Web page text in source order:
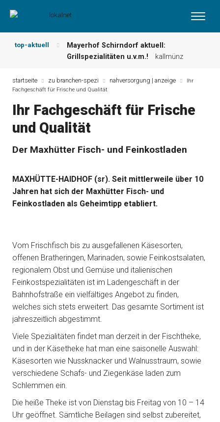
top-aktuell
Mayerhof Schirndorf aktuell:
Grillspezialitäten u.v.m.!
kallmünz
und mehr …
burglengenfeld
Der „deutsche Michel“ muss nun
leserbriefe
Maxhütter Fischladen: Unser aktuelles
Nutzen Sie aktuelle Angebote Ihrer
Wochenangebot! maxhütte-haidhof
startseite zu branchen-spezi nahversorgung | anzeige
Ihr
Fachgeschäft für Frische und Qualität
Ihr Fachgeschäft für Frische
und Qualität
Der Maxhütter Fisch- und Feinkostladen
MAXHÜTTE-HAIDHOF (sr). Seit mittlerweile über 10
Jahren hat sich der Maxhütter Fisch- und
Feinkostladen als Geheimtipp etabliert.
Vom Frischfisch bis zu ausgefallenen Käsesorten,
offenen Bratheringen, Marinaden, sowie Feinkostsalaten,
regionalem Obst und Gemüse und italienischen
Feinkostspezialitäten ist im Ladengeschäft in der
Bahnhofstraße ein vielfältiges Angebot zu finden,
welches sich stets erweitert. Das gesamte Sortiment ist
jahreszeitlich abgestimmt.
Viele Spezialitäten findet man derzeit in der Fischtheke,
und in der Käsetheke hat man eine saisonelle Auswahl:
Käsesorten wie Nussknacker und Walnusstraum, sowie
verschiedene Schafs- und Ziegenkäse laden zum
Schlemmen ein.
Die heiße Theke ist von Dienstag bis Freitag von 10 – 14
Uhr geöffnet. Sämtliche Beilagen sind selbst zubereitet,